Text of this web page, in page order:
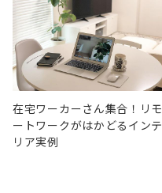
在宅ワーカーさん集合！リモ
ートワークがはかどるインテ
リア実例